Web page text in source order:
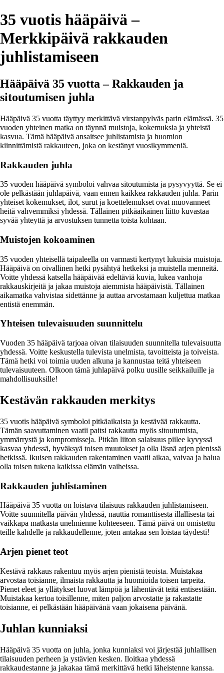
35 vuotis hääpäivä –
Merkkipäivä rakkauden
juhlistamiseen
Hääpäivä 35 vuotta – Rakkauden ja
sitoutumisen juhla
Hääpäivä 35 vuotta täyttyy merkittävä virstanpylväs parin elämässä. 35
vuoden yhteinen matka on täynnä muistoja, kokemuksia ja yhteistä
kasvua. Tämä hääpäivä ansaitsee juhlistamista ja huomion
kiinnittämistä rakkauteen, joka on kestänyt vuosikymmeniä.
Rakkauden juhla
35 vuoden hääpäivä symboloi vahvaa sitoutumista ja pysyvyyttä. Se ei
ole pelkästään juhlapäivä, vaan ennen kaikkea rakkauden juhla. Parin
yhteiset kokemukset, ilot, surut ja koettelemukset ovat muovanneet
heitä vahvemmiksi yhdessä. Tällainen pitkäaikainen liitto kuvastaa
syvää yhteyttä ja arvostuksen tunnetta toista kohtaan.
Muistojen kokoaminen
35 vuoden yhteisellä taipaleella on varmasti kertynyt lukuisia muistoja.
Hääpäivä on oivallinen hetki pysähtyä hetkeksi ja muistella menneitä.
Voitte yhdessä katsella hääpäivää edeltäviä kuvia, lukea vanhoja
rakkauskirjeitä ja jakaa muistoja aiemmista hääpäivistä. Tällainen
aikamatka vahvistaa sidettänne ja auttaa arvostamaan kuljettua matkaa
entistä enemmän.
Yhteisen tulevaisuuden suunnittelu
Vuoden 35 hääpäivä tarjoaa oivan tilaisuuden suunnitella tulevaisuutta
yhdessä. Voitte keskustella tulevista unelmista, tavoitteista ja toiveista.
Tämä hetki voi toimia uuden alkuna ja kannustaa teitä yhteiseen
tulevaisuuteen. Olkoon tämä juhlapäivä polku uusille seikkailuille ja
mahdollisuuksille!
Kestävän rakkauden merkitys
35 vuotis hääpäivä symboloi pitkäaikaista ja kestävää rakkautta.
Tämän saavuttaminen vaatii paitsi rakkautta myös sitoutumista,
ymmärrystä ja kompromisseja. Pitkän liiton salaisuus piilee kyvyssä
kasvaa yhdessä, hyväksyä toisen muutokset ja olla läsnä arjen pienissä
hetkissä. Ikuisen rakkauden rakentaminen vaatii aikaa, vaivaa ja halua
olla toisen tukena kaikissa elämän vaiheissa.
Rakkauden juhlistaminen
Hääpäivä 35 vuotta on loistava tilaisuus rakkauden juhlistamiseen.
Voitte suunnitella päivän yhdessä, nauttia romanttisesta illallisesta tai
vaikkapa matkasta unelmienne kohteeseen. Tämä päivä on omistettu
teille kahdelle ja rakkaudellenne, joten antakaa sen loistaa täydesti!
Arjen pienet teot
Kestävä rakkaus rakentuu myös arjen pienistä teoista. Muistakaa
arvostaa toisianne, ilmaista rakkautta ja huomioida toisen tarpeita.
Pienet eleet ja yllätykset luovat lämpöä ja lähentävät teitä entisestään.
Muistakaa kertoa toisillenne, miten paljon arvostatte ja rakastatte
toisianne, ei pelkästään hääpäivänä vaan jokaisena päivänä.
Juhlan kunniaksi
Hääpäivä 35 vuotta on juhla, jonka kunniaksi voi järjestää juhlallisen
tilaisuuden perheen ja ystävien kesken. Iloitkaa yhdessä
rakkaudestanne ja jakakaa tämä merkittävä hetki läheistenne kanssa.